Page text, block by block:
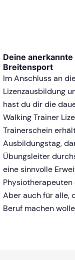
Deine
Breitensport
Im Anschluss an
Lizenzausbildung
hast du dir die
Walking Trainer
Trainerschein
Ausbildungstag,
Übungsleiter
eine sinnvolle
Aber auch für alle,
Beruf machen